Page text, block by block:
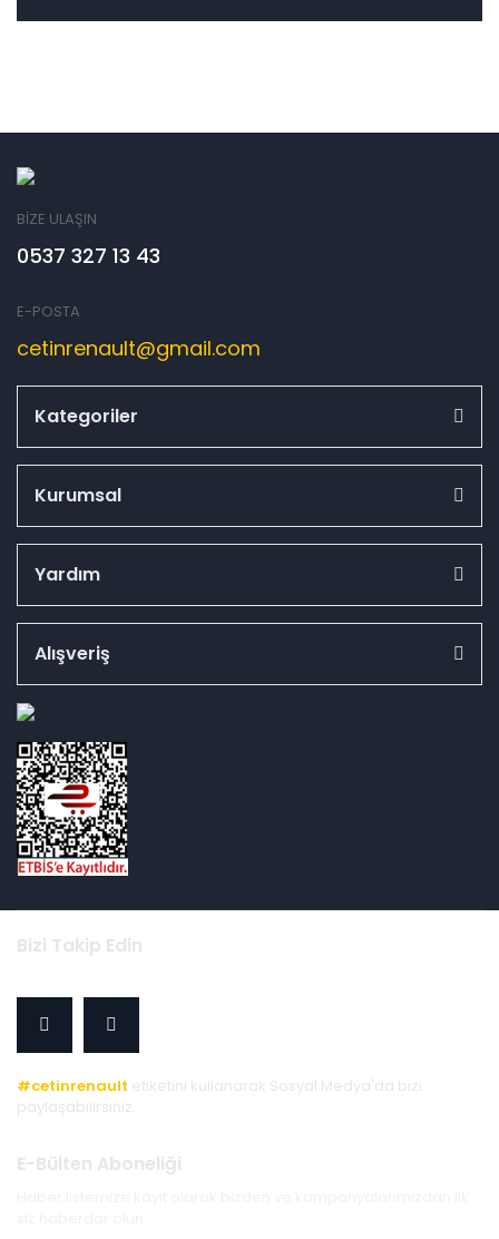
BİZE ULAŞIN
0537 327 13 43
E-POSTA
cetinrenault@gmail.com
Kategoriler
Kurumsal
Yardım
Alışveriş
Bizi Takip Edin
#cetinrenault etiketini kullanarak Sosyal Medya'da bizi
paylaşabilirsiniz.
E-Bülten Aboneliği